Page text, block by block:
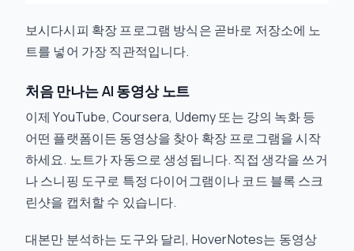
보시다시피 확장 프로그램 방식은 곧바로 저장소에 노
트를 넣어 가장 직관적입니다.
처음 만나는 AI 동영상 노트
이제 YouTube, Coursera, Udemy 또는 강의 녹화 등
어떤 플랫폼이든 동영상을 찾아 확장 프로그램을 시작
하세요. 노트가 자동으로 생성됩니다. 직접 생각을 쓰거
나 스니핑 도구로 특정 다이어그램이나 코드 블록 스크
린샷을 캡처할 수 있습니다.
대본만 분석하는 도구와 달리, HoverNotes는 동영상